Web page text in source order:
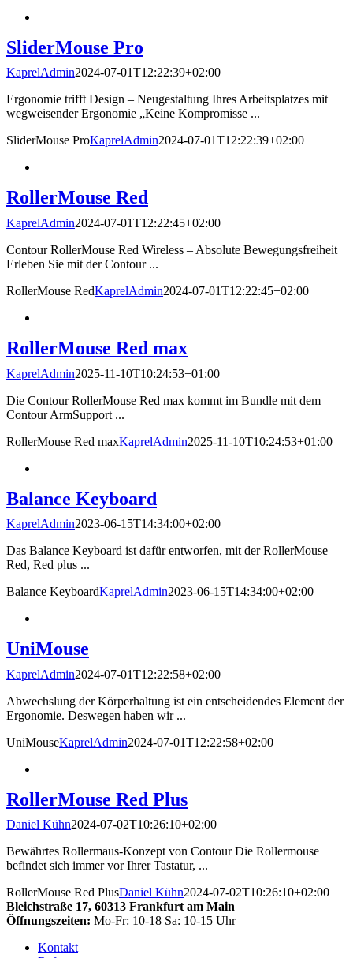
SliderMouse Pro
KaprelAdmin2024-07-01T12:22:39+02:00
Ergonomie trifft Design – Neugestaltung Ihres Arbeitsplatzes mit
wegweisender Ergonomie „Keine Kompromisse ...
SliderMouse ProKaprelAdmin2024-07-01T12:22:39+02:00
RollerMouse Red
KaprelAdmin2024-07-01T12:22:45+02:00
Contour RollerMouse Red Wireless – Absolute Bewegungsfreiheit
Erleben Sie mit der Contour ...
RollerMouse RedKaprelAdmin2024-07-01T12:22:45+02:00
RollerMouse Red max
KaprelAdmin2025-11-10T10:24:53+01:00
Die Contour RollerMouse Red max kommt im Bundle mit dem
Contour ArmSupport ...
RollerMouse Red maxKaprelAdmin2025-11-10T10:24:53+01:00
Balance Keyboard
KaprelAdmin2023-06-15T14:34:00+02:00
Das Balance Keyboard ist dafür entworfen, mit der RollerMouse
Red, Red plus ...
Balance KeyboardKaprelAdmin2023-06-15T14:34:00+02:00
UniMouse
KaprelAdmin2024-07-01T12:22:58+02:00
Abwechslung der Körperhaltung ist ein entscheidendes Element der
Ergonomie. Deswegen haben wir ...
UniMouseKaprelAdmin2024-07-01T12:22:58+02:00
RollerMouse Red Plus
Daniel Kühn2024-07-02T10:26:10+02:00
Bewährtes Rollermaus-Konzept von Contour Die Rollermouse
befindet sich immer vor Ihrer Tastatur, ...
RollerMouse Red PlusDaniel Kühn2024-07-02T10:26:10+02:00
Bleichstraße 17, 60313 Frankfurt am Main
Öffnungszeiten: Mo-Fr: 10-18 Sa: 10-15 Uhr
Kontakt